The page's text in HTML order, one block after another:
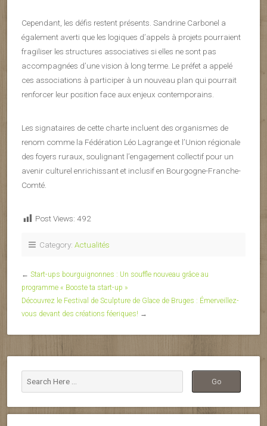
Cependant, les défis restent présents. Sandrine Carbonel a
également averti que les logiques d’appels à projets pourraient
fragiliser les structures associatives si elles ne sont pas
accompagnées d’une vision à long terme. Le préfet a appelé
ces associations à participer à un nouveau plan qui pourrait
renforcer leur position face aux enjeux contemporains.
Les signataires de cette charte incluent des organismes de
renom comme la Fédération Léo Lagrange et l’Union régionale
des foyers ruraux, soulignant l’engagement collectif pour un
avenir culturel enrichissant et inclusif en Bourgogne-Franche-
Comté.
Post Views: 492
Category: Actualités
← Start-ups bourguignonnes : Un souffle nouveau grâce au
programme « Booste ta start-up »
Découvrez le Festival de Sculpture de Glace de Bruges : Émerveillez-
vous devant des créations féeriques! →